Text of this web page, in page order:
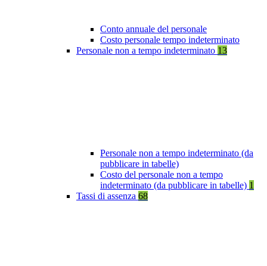
Conto annuale del personale
Costo personale tempo indeterminato
Personale non a tempo indeterminato 13
Personale non a tempo indeterminato (da
pubblicare in tabelle)
Costo del personale non a tempo
indeterminato (da pubblicare in tabelle) 1
Tassi di assenza 68